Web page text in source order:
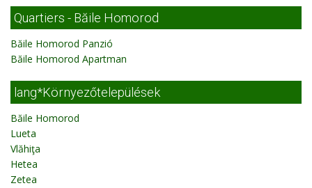
Quartiers - Băile Homorod
Băile Homorod Panzió
Băile Homorod Apartman
lang*Környezőtelepülések
Băile Homorod
Lueta
Vlăhiţa
Hetea
Zetea